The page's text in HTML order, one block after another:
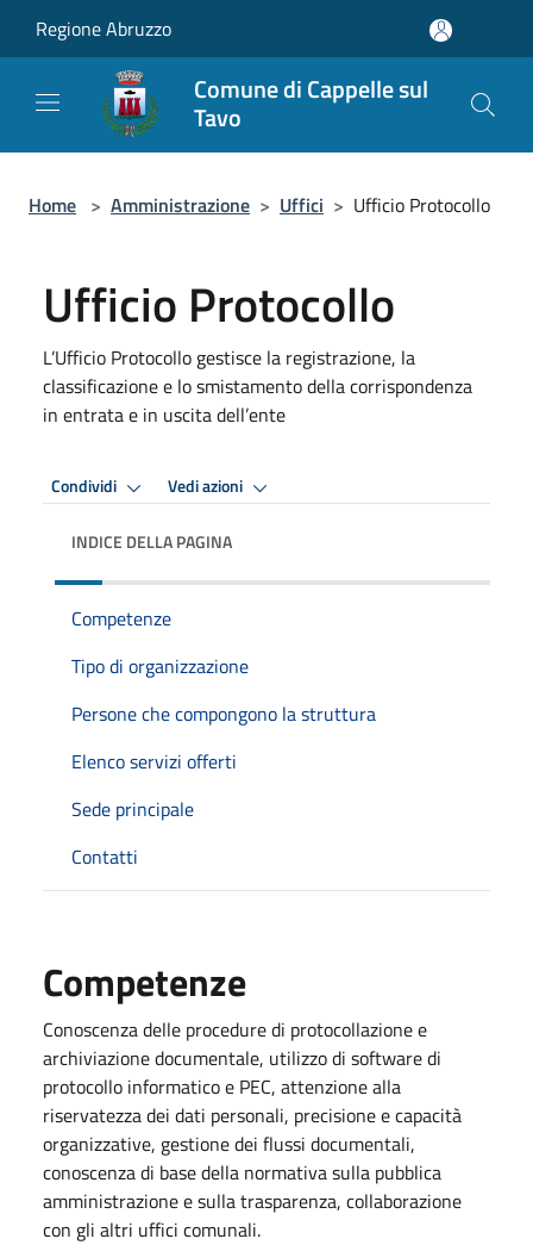
Regione Abruzzo
Comune di Cappelle sul
Tavo
Home > Amministrazione > Uffici > Ufficio Protocollo
Ufficio Protocollo
L’Ufficio Protocollo gestisce la registrazione, la
classificazione e lo smistamento della corrispondenza
in entrata e in uscita dell’ente
Condividi Vedi azioni
INDICE DELLA PAGINA
Competenze
Tipo di organizzazione
Persone che compongono la struttura
Elenco servizi offerti
Sede principale
Contatti
Competenze
Conoscenza delle procedure di protocollazione e
archiviazione documentale, utilizzo di software di
protocollo informatico e PEC, attenzione alla
riservatezza dei dati personali, precisione e capacità
organizzative, gestione dei flussi documentali,
conoscenza di base della normativa sulla pubblica
amministrazione e sulla trasparenza, collaborazione
con gli altri uffici comunali.